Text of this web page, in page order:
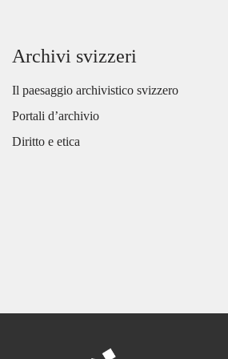
Archivi svizzeri
Il paesaggio archivistico svizzero
Portali d’archivio
Diritto e etica